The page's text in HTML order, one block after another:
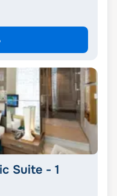
Suite - 1